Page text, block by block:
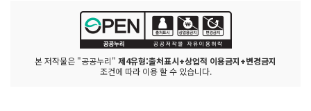
본 저작물은 "공공누리" 제4유형:출처표시+상업적 이용금지+변경금지
조건에 따라 이용 할 수 있습니다.